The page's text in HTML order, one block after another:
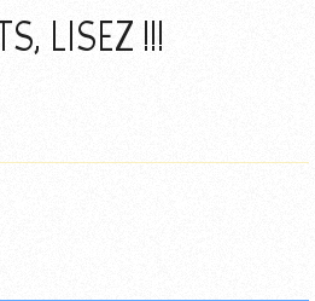
LISEZ !!!